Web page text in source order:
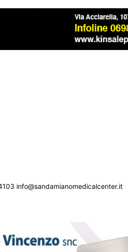
info@sandamianomedicalcenter.it